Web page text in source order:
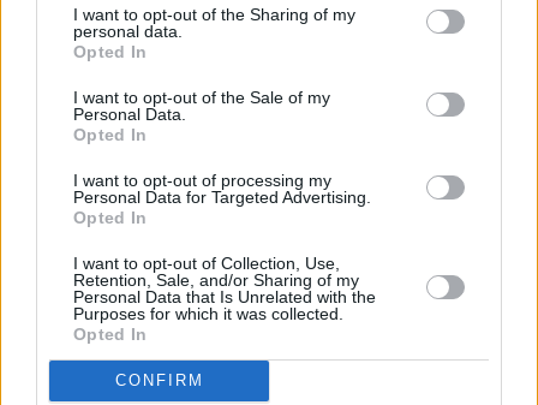
de su consentimiento, pero usted tiene el derecho de
rechazar tal procesamiento. Sus preferencias se aplicarán
cualquier momento entrando de nuevo en este sitio web o
visitando nuestra política de privacidad.
I want to opt-out of the Sharing of my
personal data.
Opted In
I want to opt-out of the Sale of my
Personal Data.
Opted In
I want to opt-out of processing my
Personal Data for Targeted Advertising.
Opted In
I want to opt-out of Collection, Use,
Retention, Sale, and/or Sharing of my
Personal Data that Is Unrelated with the
Purposes for which it was collected.
Opted In
CONFIRM